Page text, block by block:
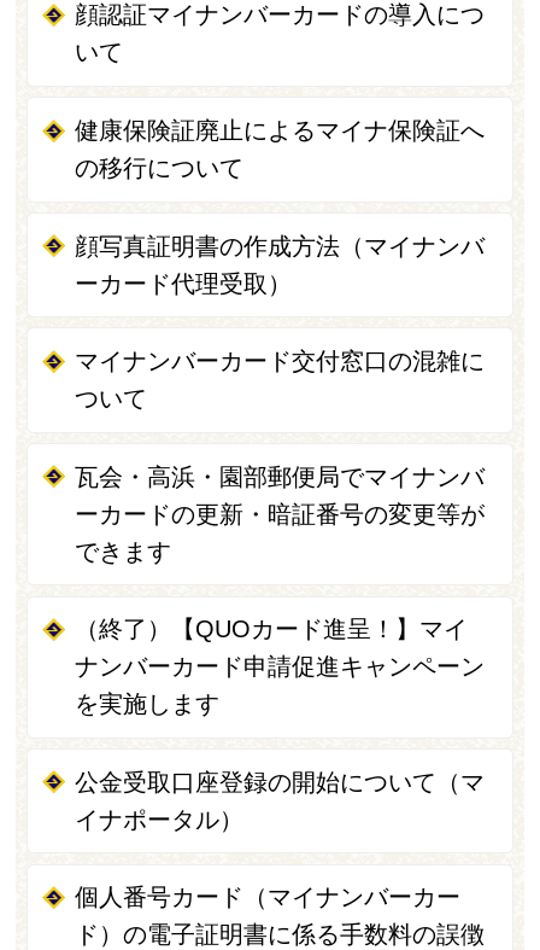
顔認証マイナンバーカードの導入につ
いて
健康保険証廃止によるマイナ保険証へ
の移行について
顔写真証明書の作成方法（マイナンバ
ーカード代理受取）
マイナンバーカード交付窓口の混雑に
ついて
瓦会・高浜・園部郵便局でマイナンバ
ーカードの更新・暗証番号の変更等が
できます
（終了）【QUOカード進呈！】マイ
ナンバーカード申請促進キャンペーン
を実施します
公金受取口座登録の開始について（マ
イナポータル）
個人番号カード（マイナンバーカー
ド）の電子証明書に係る手数料の誤徴